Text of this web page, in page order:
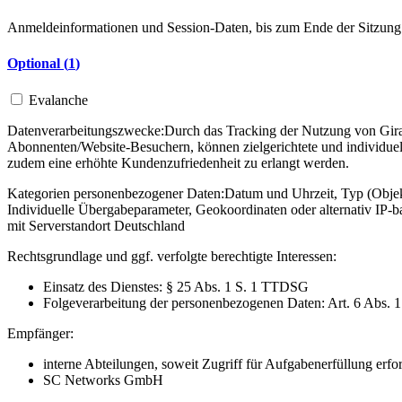
Anmeldeinformationen und Session-Daten, bis zum Ende der
Optional (1)
Evalanche
Datenverarbeitungszwecke:Durch das Tracking der Nutzung von
Abonnenten/Website-Besuchern, können zielgerichtete und
zudem eine erhöhte Kundenzufriedenheit zu erlangt werden.
Kategorien personenbezogener Daten:Datum und Uhrzeit, Typ
Individuelle Übergabeparameter, Geokoordinaten oder alternativ
mit Serverstandort Deutschland
Rechtsgrundlage und ggf. verfolgte berechtigte Interessen:
Einsatz des Dienstes: § 25 Abs. 1 S. 1 TTDSG
Folgeverarbeitung der personenbezogenen Daten: Art. 6 Abs.
Empfänger:
interne Abteilungen, soweit Zugriff für Aufgabenerfüllung
SC Networks GmbH